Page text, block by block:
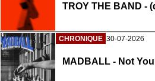
TROY THE BAND -
CHRONIQUE 30-07-2026
MADBALL - Not